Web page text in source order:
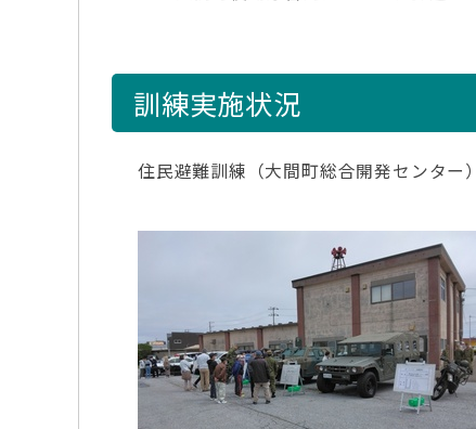
訓練実施状況
住民避難訓練（大間町総合開発センター）